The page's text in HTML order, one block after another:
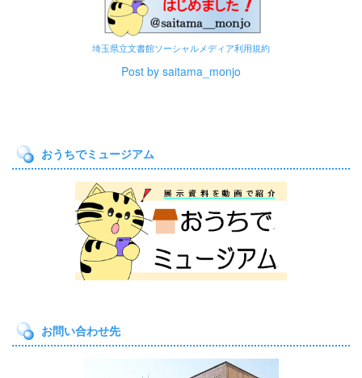
埼玉県立文書館ソーシャルメディア利用規約
Post by saitama_monjo
おうちでミュージアム
お問い合わせ先